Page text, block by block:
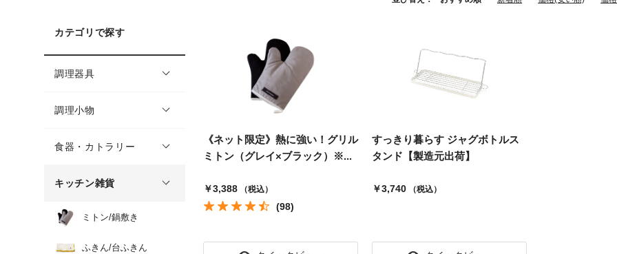
カテゴリで探す
調理器具
調理小物
食器・カトラリー
キッチン雑貨
ミトン/鍋敷き
ふきん/台ふきん
《ネット限定》熱に強い！グリル
ミトン（グレイ×ブラック）※...
￥3,388 （税込）
(98)
すっきり暮らす ジャグボトルス
タンド【製造元出荷】
￥3,740 （税込）